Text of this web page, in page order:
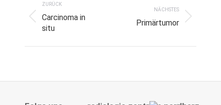
navigation
ZURÜCK
Previous
project:
Carcinoma in
situ
NÄCHSTES
NextPrimärtumor